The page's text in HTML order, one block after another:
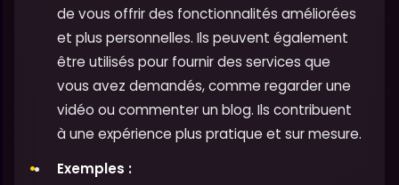
de vous offrir des fonctionnalités améliorées
et plus personnelles. Ils peuvent également
être utilisés pour fournir des services que
vous avez demandés, comme regarder une
vidéo ou commenter un blog. Ils contribuent
à une expérience plus pratique et sur mesure.
Exemples :